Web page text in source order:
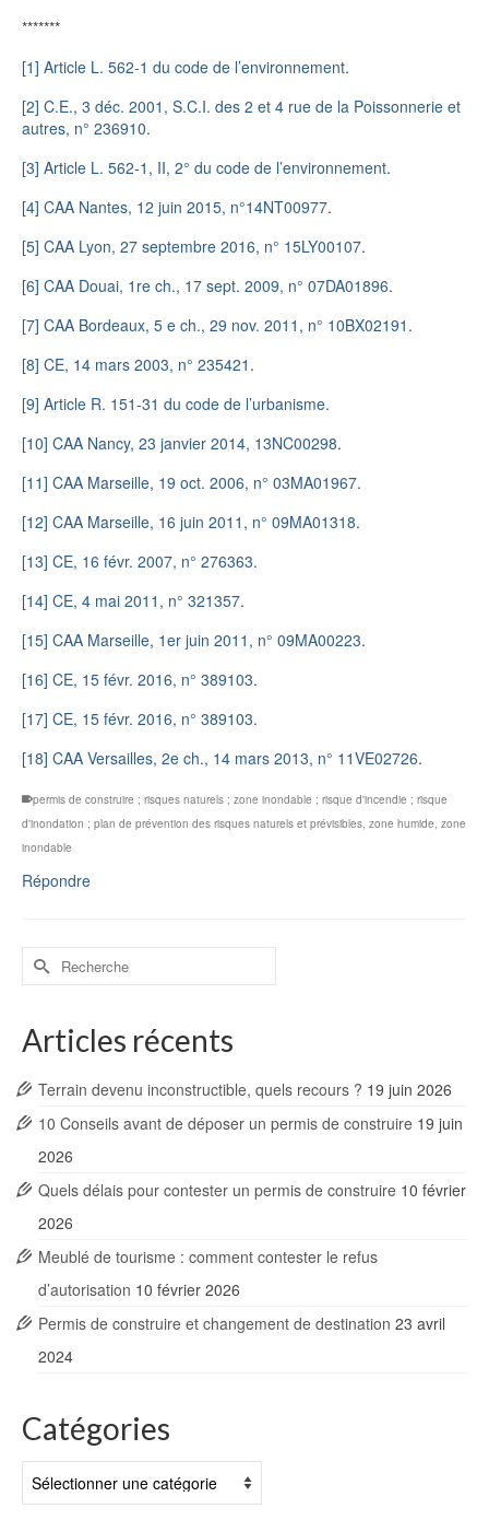
*******
[1] Article L. 562-1 du code de l’environnement.
[2] C.E., 3 déc. 2001, S.C.I. des 2 et 4 rue de la Poissonnerie et
autres, n° 236910.
[3] Article L. 562-1, II, 2° du code de l’environnement.
[4] CAA Nantes, 12 juin 2015, n°14NT00977.
[5] CAA Lyon, 27 septembre 2016, n° 15LY00107.
[6] CAA Douai, 1re ch., 17 sept. 2009, n° 07DA01896.
[7] CAA Bordeaux, 5 e ch., 29 nov. 2011, n° 10BX02191 .
[8] CE, 14 mars 2003, n° 235421 .
[9] Article R. 151-31 du code de l’urbanisme.
[10] CAA Nancy, 23 janvier 2014, 13NC00298.
[11] CAA Marseille, 19 oct. 2006, n° 03MA01967.
[12] CAA Marseille, 16 juin 2011, n° 09MA01318.
[13] CE, 16 févr. 2007, n° 276363.
[14] CE, 4 mai 2011, n° 321357.
[15] CAA Marseille, 1er juin 2011, n° 09MA00223.
[16] CE, 15 févr. 2016, n° 389103.
[17] CE, 15 févr. 2016, n° 389103.
[18] CAA Versailles, 2e ch., 14 mars 2013, n° 11VE02726.
permis de construire ; risques naturels ; zone inondable ; risque d'incendie ; risque
d'inondation ; plan de prévention des risques naturels et prévisibles, zone humide, zone
inondable
Répondre
Rechercher :
Articles récents
Terrain devenu inconstructible, quels recours ? 19 juin 2026
10 Conseils avant de déposer un permis de construire 19 juin
2026
Quels délais pour contester un permis de construire 10 février
2026
Meublé de tourisme : comment contester le refus
d’autorisation 10 février 2026
Permis de construire et changement de destination 23 avril
2024
Catégories